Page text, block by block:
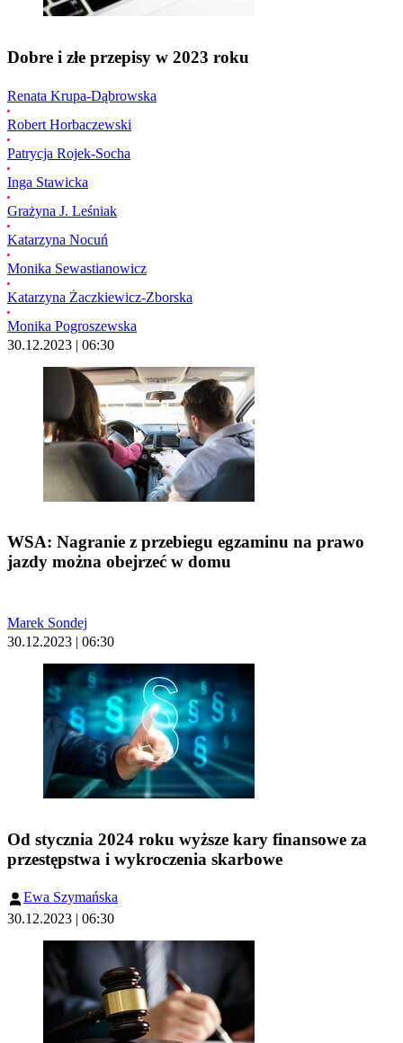
Dobre i złe przepisy w 2023 roku
Renata Krupa-Dąbrowska
Robert Horbaczewski
Patrycja Rojek-Socha
Inga Stawicka
Grażyna J. Leśniak
Katarzyna Nocuń
Monika Sewastianowicz
Katarzyna Żaczkiewicz-Zborska
Monika Pogroszewska
30.12.2023 | 06:30
WSA: Nagranie z przebiegu egzaminu na prawo
jazdy można obejrzeć w domu
Marek Sondej
30.12.2023 | 06:30
Od stycznia 2024 roku wyższe kary finansowe za
przestępstwa i wykroczenia skarbowe
Ewa Szymańska
30.12.2023 | 06:30